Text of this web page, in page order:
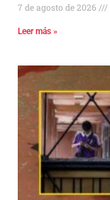
7 de agosto de 2026
Leer más »